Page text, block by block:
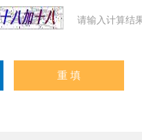
请输入计算结